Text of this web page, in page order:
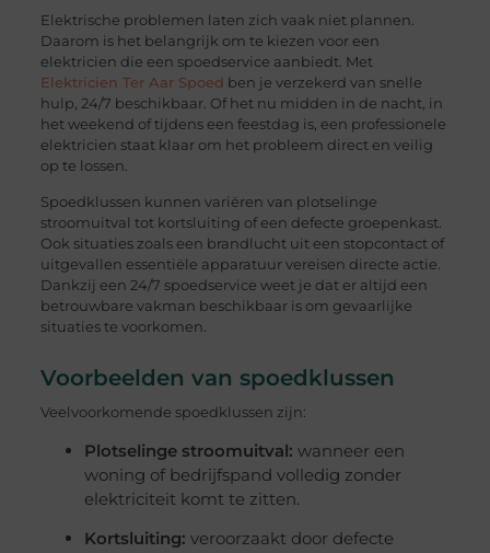
Elektrische problemen laten zich vaak niet plannen.
Daarom is het belangrijk om te kiezen voor een
elektricien die een spoedservice aanbiedt. Met
Elektricien Ter Aar Spoed ben je verzekerd van snelle
hulp, 24/7 beschikbaar. Of het nu midden in de nacht, in
het weekend of tijdens een feestdag is, een professionele
elektricien staat klaar om het probleem direct en veilig
op te lossen.
Spoedklussen kunnen variëren van plotselinge
stroomuitval tot kortsluiting of een defecte groepenkast.
Ook situaties zoals een brandlucht uit een stopcontact of
uitgevallen essentiële apparatuur vereisen directe actie.
Dankzij een 24/7 spoedservice weet je dat er altijd een
betrouwbare vakman beschikbaar is om gevaarlijke
situaties te voorkomen.
Voorbeelden van spoedklussen
Veelvoorkomende spoedklussen zijn:
Plotselinge stroomuitval: wanneer een
woning of bedrijfspand volledig zonder
elektriciteit komt te zitten.
Kortsluiting: veroorzaakt door defecte